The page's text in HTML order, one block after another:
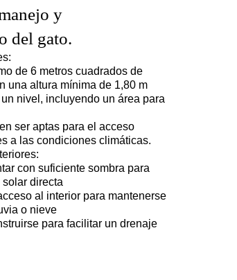
y
del gato.
de 6 metros cuadrados de
una altura mínima de 1,80 m
nivel, incluyendo un área para
ser aptas para el acceso
a las condiciones climáticas.
con suficiente sombra para
directa
al interior para mantenerse
o nieve
para facilitar un drenaje